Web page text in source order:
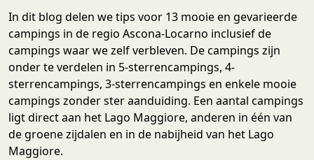
In dit blog delen we tips voor 13 mooie en gevarieerde
campings in de regio Ascona-Locarno inclusief de
campings waar we zelf verbleven. De campings zijn
onder te verdelen in 5-sterrencampings, 4-
sterrencampings, 3-sterrencampings en enkele mooie
campings zonder ster aanduiding. Een aantal campings
ligt direct aan het Lago Maggiore, anderen in één van
de groene zijdalen en in de nabijheid van het Lago
Maggiore.